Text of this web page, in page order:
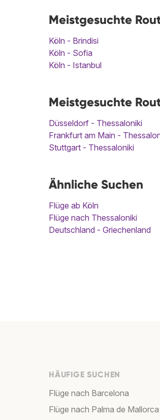
Meistgesuchte
Köln - Brindisi
Köln - Sofia
Köln - Istanbul
Meistgesuchte
Düsseldorf - Thessaloniki
Frankfurt am Main -
Stuttgart - Thessaloniki
Ähnliche Suchen
Flüge ab Köln
Flüge nach Thessaloniki
Deutschland - Griechenland
HÄUFIGE SUCHEN
Flüge nach Barcelona
Flüge nach Palma de Mallorca